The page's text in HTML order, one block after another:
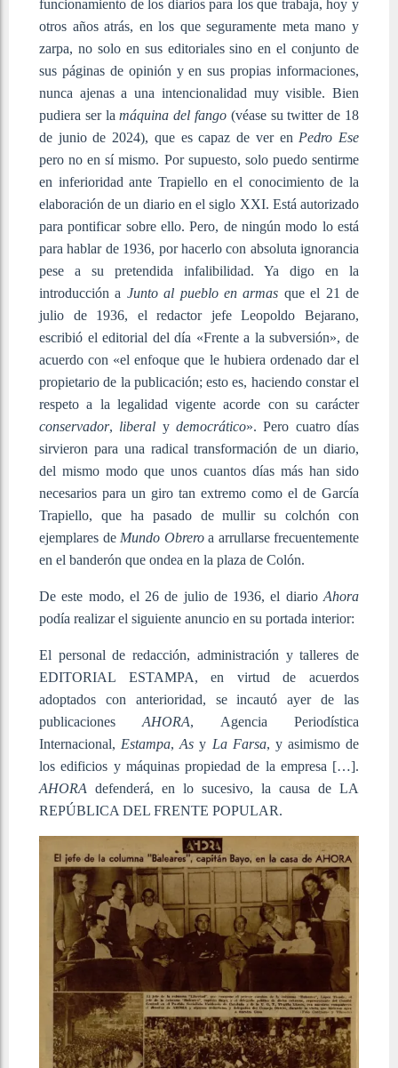
funcionamiento de los diarios para los que trabaja, hoy y
otros años atrás, en los que seguramente meta mano y
zarpa, no solo en sus editoriales sino en el conjunto de
sus páginas de opinión y en sus propias informaciones,
nunca ajenas a una intencionalidad muy visible. Bien
pudiera ser lamáquina del fango (véase su twitter de 18
de junio de 2024), que es capaz de ver en Pedro Ese
pero no en sí mismo. Por supuesto, solo puedo sentirme
en inferioridad ante Trapiello en el conocimiento de la
elaboración de un diario en el siglo XXI. Está autorizado
para pontificar sobre ello. Pero, de ningún modo lo está
para hablar de 1936, por hacerlo con absoluta ignorancia
pese a su pretendida infalibilidad. Ya digo en la
introducción a Junto al pueblo en armas que el 21 de
julio de 1936, el redactor jefe Leopoldo Bejarano,
escribió el editorial del día «Frente a la subversión», de
acuerdo con «el enfoque que le hubiera ordenado dar el
propietario de la publicación; esto es, haciendo constar el
respeto a la legalidad vigente acorde con su carácter
conservador, liberal ydemocrático». Pero cuatro días
sirvieron para una radical transformación de un diario,
del mismo modo que unos cuantos días más han sido
necesarios para un giro tan extremo como el de García
Trapiello, que ha pasado de mullir su colchón con
ejemplares de Mundo Obreroa arrullarse frecuentemente
en el banderón que ondea en la plaza de Colón.
De este modo, el 26 de julio de 1936, el diario Ahora
podía realizar el siguiente anuncio en su portada interior:
El personal de redacción, administración y talleres de
EDITORIAL ESTAMPA, en virtud de acuerdos
adoptados con anterioridad, se incautó ayer de las
publicacionesAHORA, Agencia Periodística
Internacional, Estampa,As y La Farsa, y asimismo de
los edificios y máquinas propiedad de la empresa […].
AHORA defenderá, en lo sucesivo, la causa de LA
REPÚBLICA DEL FRENTE POPULAR.